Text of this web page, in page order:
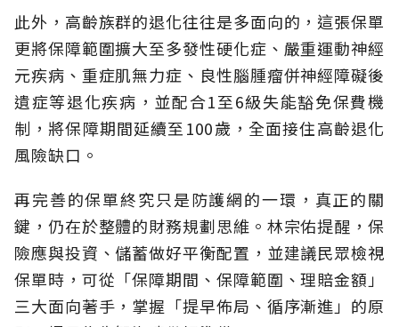
此外，高齡族群的退化往往是多面向的，這張保單
更將保障範圍擴大至多發性硬化症、嚴重運動神經
元疾病、重症肌無力症、良性腦腫瘤併神經障礙後
遺症等退化疾病，並配合1至6級失能豁免保費機
制，將保障期間延續至100歲，全面接住高齡退化
風險缺口。
再完善的保單終究只是防護網的一環，真正的關
鍵，仍在於整體的財務規劃思維。 林宗佑提醒，保
險應與投資、儲蓄做好平衡配置，並建議民眾檢視
保單時，可從「保障期間、保障範圍、理賠金額」
三大面向著手，掌握「提早佈局、循序漸進」的原